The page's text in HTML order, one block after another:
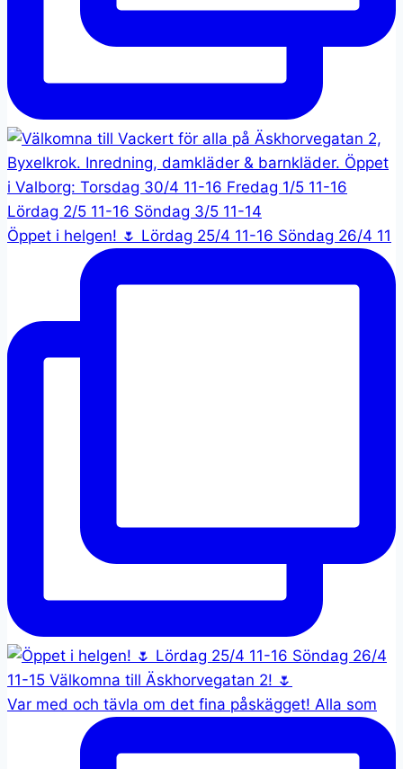
Öppet i helgen! 🌷 Lördag 25/4 11-16 Söndag 26/4 11
Var med och tävla om det fina påskägget! Alla som